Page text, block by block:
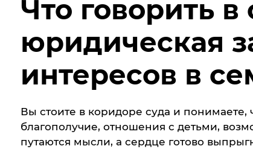
Что говорить
юридическая
интересов в
Вы стоите в коридоре суда и
благополучие, отношения с детьми,
путаются мысли, а сердце готово